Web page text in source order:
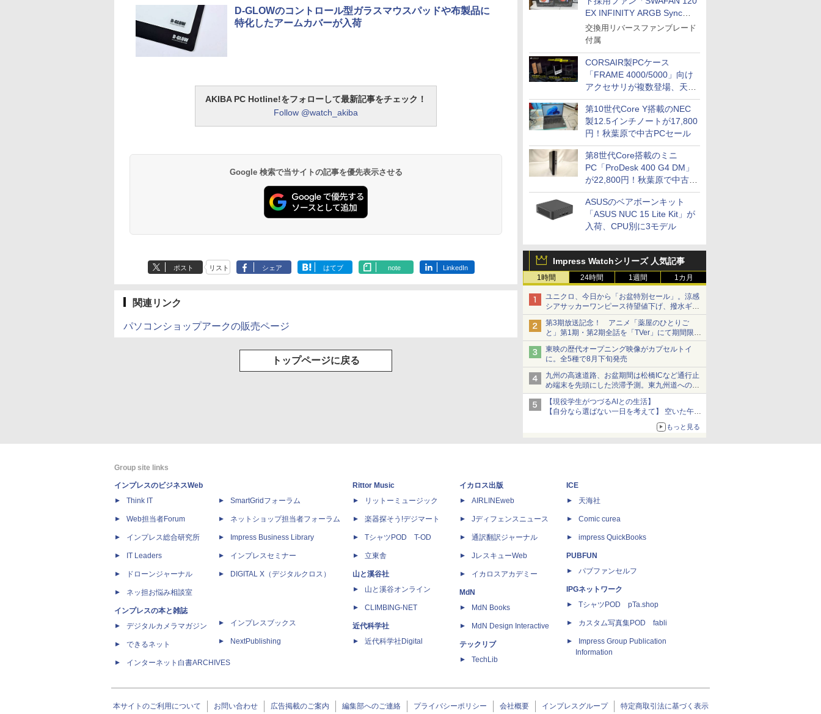
EX INFINITY ARGB Sync」
に単品パッケージ
交換用リバースファンブレード
付属
CORSAIR製PCケース
「FRAME 4000/5000」向け
アクセサリが複数登場、天然
木製パネルや背面コネクタ対
応トレイなど
第10世代Core Y搭載のNEC
製12.5インチノートが17,800
円！秋葉原で中古PCセール
第8世代Core搭載のミニ
PC「ProDesk 400 G4 DM」
が22,800円！秋葉原で中古
PCセール
ASUSのベアボーンキット
「ASUS NUC 15 Lite Kit」が
入荷、CPU別に3モデル
Impress Watchシリーズ 人気記事
1時間 24時間 1週間 1カ月
ユニクロ、今日から「お盆特別セール」。涼感
シアサッカーワンピース待望値下げ、撥水ギア
ショーツは1990円に
第3期放送記念！ アニメ「薬屋のひとりご
と」第1期・第2期全話を「TVer」にて期間限定
で順次無料配信開始
東映の歴代オープニング映像がカプセルトイ
に。全5種で8月下旬発売
九州の高速道路、お盆期間は松橋ICなど通行止
め端末を先頭にした渋滞予測。東九州道への迂
回は料金調整を実施
【現役学生がつづるAIとの生活】
【自分なら選ばない一日を考えて】 空いた午後
をチャッピーに捧げたら、思わぬ絶景に出会っ
もっと見る
D-GLOWのコントロール型ガラスマウスパッドや布製品に
特化したアームカバーが入荷
AKIBA PC Hotline!をフォローして最新記事をチェック！
Follow @watch_akiba
Google 検索で当サイトの記事を優先表示させる
ポスト リスト シェア はてブ note LinkedIn
関連リンク
パソコンショップアークの販売ページ
トップページに戻る
Group site links
インプレスのビジネスWeb
Think IT
Web担当者Forum
インプレス総合研究所
IT Leaders
ドローンジャーナル
ネッ担お悩み相談室
インプレスの本と雑誌
デジタルカメラマガジン
できるネット
インターネット白書ARCHIVES
SmartGridフォーラム
ネットショップ担当者フォーラム
Impress Business Library
インプレスセミナー
DIGITAL X（デジタルクロス）
インプレスブックス
NextPublishing
Rittor Music
リットーミュージック
楽器探そう!デジマート
TシャツPOD T-OD
立東舎
山と溪谷社
山と溪谷オンライン
CLIMBING-NET
近代科学社
近代科学社Digital
イカロス出版
AIRLINEweb
Jディフェンスニュース
通訳翻訳ジャーナル
JレスキューWeb
イカロスアカデミー
MdN
MdN Books
MdN Design Interactive
テックリブ
TechLib
ICE
天海社
Comic curea
impress QuickBooks
PUBFUN
パブファンセルフ
IPGネットワーク
TシャツPOD pTa.shop
カスタム写真集POD fabli
Impress Group Publication
Information
本サイトのご利用について お問い合わせ 広告掲載のご案内 編集部へのご連絡 プライバシーポリシー 会社概要 インプレスグループ 特定商取引法に基づく表示